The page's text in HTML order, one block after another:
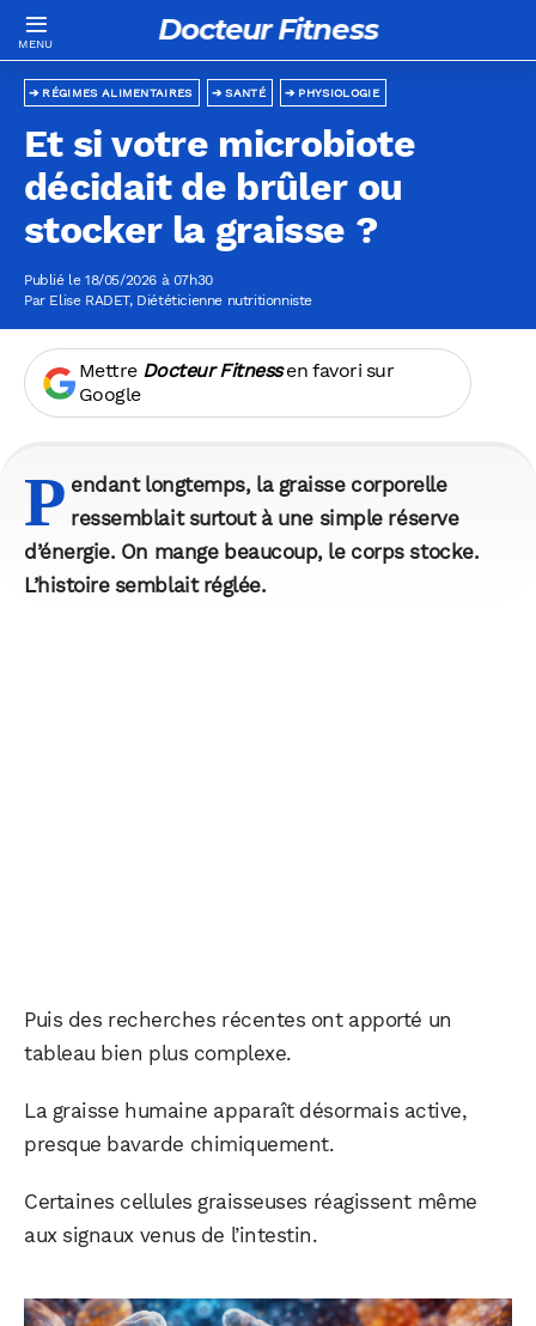
Docteur Fitness
PHYSIOLOGIE
RÉGIMES ALIMENTAIRES SANTÉ
Et si votre microbiote
décidait de brûler ou
stocker la graisse ?
Publié le 18/05/2026 à 07h30
Par Elise RADET, Diététicienne nutritionniste
Mettre Docteur Fitnessen favori sur
Google
P endant longtemps, la graisse corporelle
ressemblait surtout à une simple réserve
d’énergie. On mange beaucoup, le corps stocke.
L’histoire semblait réglée.
Puis des recherches récentes ont apporté un
tableau bien plus complexe.
La graisse humaine apparaît désormais active,
presque bavarde chimiquement.
Certaines cellules graisseuses réagissent même
aux signaux venus de l’intestin.